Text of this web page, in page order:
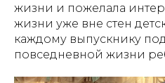
жизни и пожелала
жизни уже вне стен
каждому выпускнику
повседневной жизни